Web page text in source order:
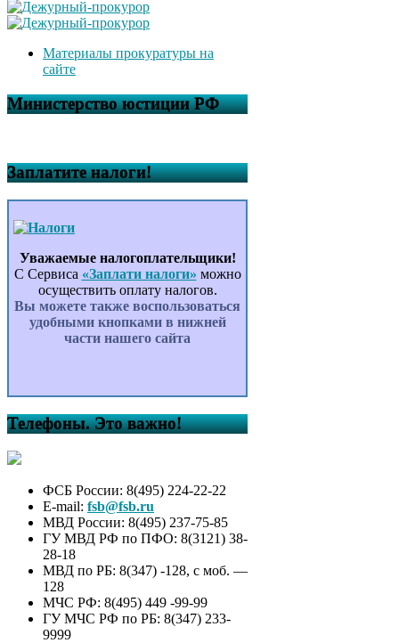
Материалы прокуратуры на
сайте
Министерство юстиции РФ
Заплатите налоги!
Уважаемые налогоплательщики!
С Сервиса «Заплати налоги» можно
осуществить оплату налогов.
Вы можете также воспользоваться
удобными кнопками в нижней
части нашего сайта
Телефоны. Это важно!
ФСБ России: 8(495) 224-22-22
E-mail: fsb@fsb.ru
МВД России: 8(495) 237-75-85
ГУ МВД РФ по ПФО: 8(3121) 38-
28-18
МВД по РБ: 8(347) -128, с моб. —
128
МЧС РФ: 8(495) 449 -99-99
ГУ МЧС РФ по РБ: 8(347) 233-
9999